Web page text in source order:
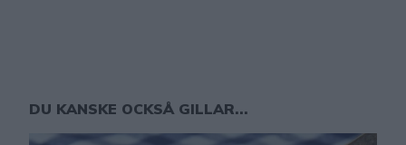
DU KANSKE OCKSÅ GILLAR...